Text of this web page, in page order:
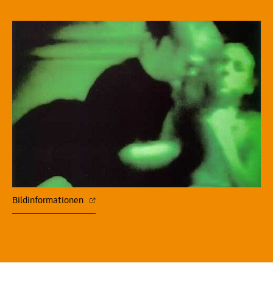
Bildinformationen